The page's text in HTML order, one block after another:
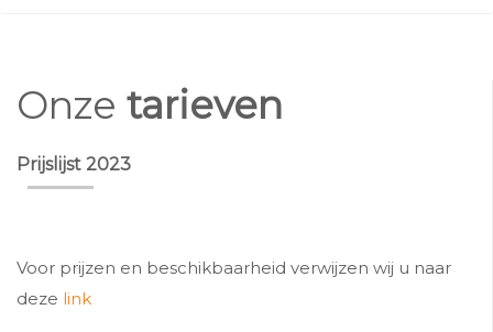
Onze tarieven
Prijslijst 2023
Voor prijzen en beschikbaarheid verwijzen wij u naar
deze link